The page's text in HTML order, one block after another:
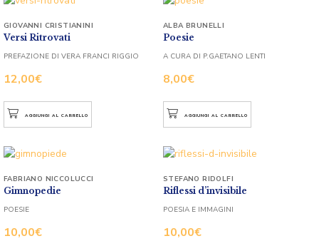
Versi Ritrovati
12,00€
GIOVANNI CRISTIANINI
PREFAZIONE DI VERA FRANCI RIGGIO
AGGIUNGI AL CARRELLO
Poesie
8,00€
ALBA BRUNELLI
A CURA DI P.GAETANO LENTI
AGGIUNGI AL CARRELLO
Gimnopedie
10,00€
FABRIANO NICCOLUCCI
POESIE
Riflessi d’invisibile
10,00€
STEFANO RIDOLFI
POESIA E IMMAGINI